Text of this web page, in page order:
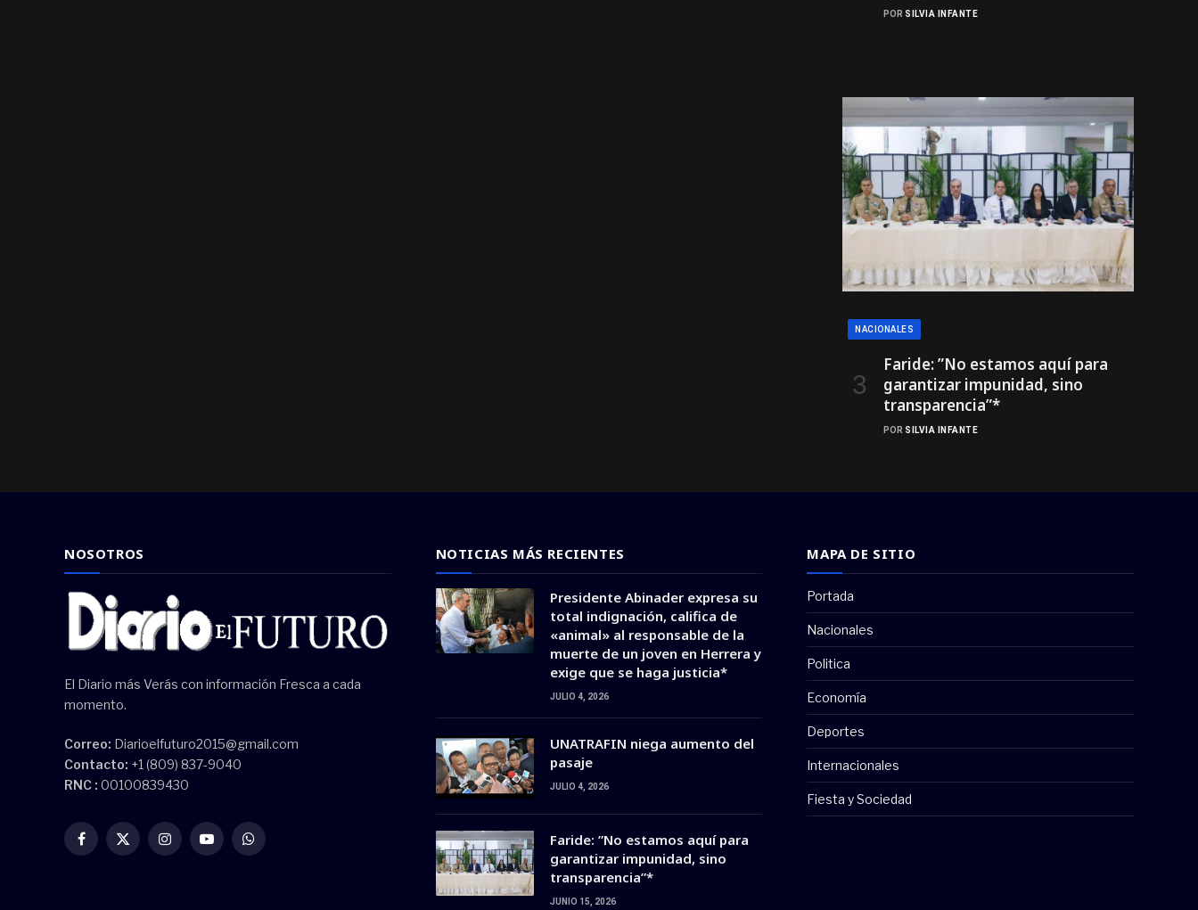
POR SILVIA INFANTE
NACIONALES
Faride: ”No estamos aquí para
garantizar impunidad, sino
transparencia”*
POR SILVIA INFANTE
NOSOTROS
El Diario más Verás con información Fresca a cada
momento.
Correo: Diarioelfuturo2015@gmail.com
Contacto: +1 (809) 837-9040
RNC : 00100839430
Facebook
X
InstagramYouTubeWhatsApp
NOTICIAS MÁS RECIENTES
Presidente Abinader expresa su
total indignación, califica de
«animal» al responsable de la
muerte de un joven en Herrera y
exige que se haga justicia*
JULIO 4, 2026
UNATRAFIN niega aumento del
pasaje
JULIO 4, 2026
Faride: ”No estamos aquí para
garantizar impunidad, sino
transparencia”*
JUNIO 15, 2026
MAPA DE SITIO
Portada
Nacionales
Politica
Economía
Deportes
Internacionales
Fiesta y Sociedad